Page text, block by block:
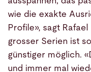
wie die exakte
Profile», sagt
grosser Serien ist
günstiger möglich.
und immer mal